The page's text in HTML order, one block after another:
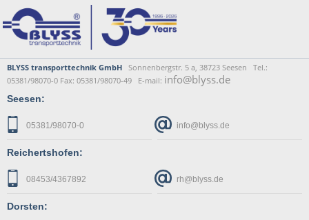
BLYSS transporttechnik GmbH Sonnenbergstr. 5 a, 38723 Seesen Tel.:
05381/98070-0 Fax: 05381/98070-49 E-mail: info@blyss.de
Seesen:
05381/98070-0 info@blyss.de
Reichertshofen:
08453/4367892 rh@blyss.de
Dorsten: